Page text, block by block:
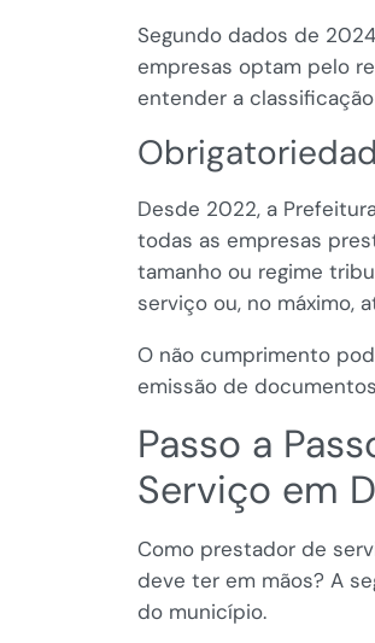
Segundo dados de
empresas optam pelo
entender a
Desde 2022, a
todas as empresas
tamanho ou regime
serviço ou, no máximo,
O não cumprimento
emissão de
Passo a
Serviço em
Como prestador de
deve ter em mãos? A
do município.